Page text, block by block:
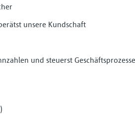
unsere Kundschaft
und steuerst